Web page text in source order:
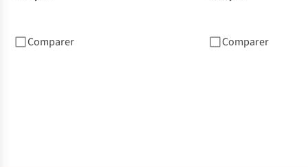
Comparer Comparer